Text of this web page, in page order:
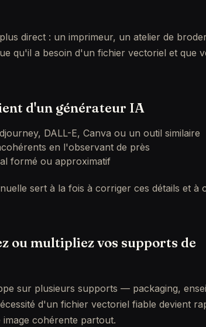
direct : un imprimeur, un atelier de
qu'il a besoin d'un fichier vectoriel et que
d'un générateur IA
DALL-E, Canva ou un outil similaire
en l'observant de près
formé ou approximatif
sert à la fois à corriger ces détails et à
ou multipliez vos supports de
sur plusieurs supports — packaging,
d'un fichier vectoriel fiable devient
cohérente partout.